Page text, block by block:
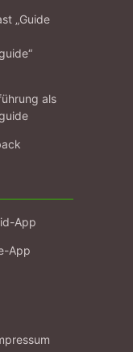
„Guide
als
App
App